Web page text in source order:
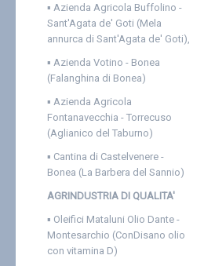
▪ Azienda Agricola Buffolino -
Sant'Agata de' Goti (Mela
annurca di Sant'Agata de' Goti),
▪ Azienda Votino - Bonea
(Falanghina di Bonea)
▪ Azienda Agricola
Fontanavecchia - Torrecuso
(Aglianico del Taburno)
▪ Cantina di Castelvenere -
Bonea (La Barbera del Sannio)
AGRINDUSTRIA DI QUALITA'
▪ Oleifici Mataluni Olio Dante -
Montesarchio (ConDisano olio
con vitamina D)